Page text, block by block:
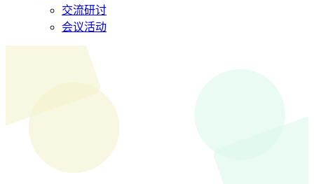
交流研讨
会议活动